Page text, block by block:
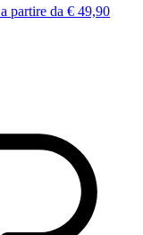
a partire da € 49,90